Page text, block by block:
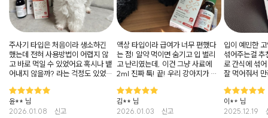
주사기 타입은 처음이라 생소하긴
했는데 전혀 사용방법이 어렵지 않
고 바로 먹일 수 있었어요 혹시나 뱉
어내지 않을까? 라는 걱정도 있었는
거부반응을 보이다가 주사기로 슉
넣으니까 찹찹 하고 끝! 서로 스트레
스 없이 먹일 수 있으니 참 좋았네요
윤** 님
2026.01.08
신고
액상 타입이라 급여가 너무 편했다
는 점! 알약 먹이면 숨기고 입 벌리
고 난리였는데, 이건 그냥 사료에
2ml 진짜 툭! 끝! 우리 강아지가 스
스러웠어요💜
김** 님
2026.01.03
신고
입이 예민한
섞어주는걸 추
로 간식에 섞
잘 먹어줘서
여한지는 오래
빈도나 거위소
느낌이 들어요
이** 님
2025.12.19